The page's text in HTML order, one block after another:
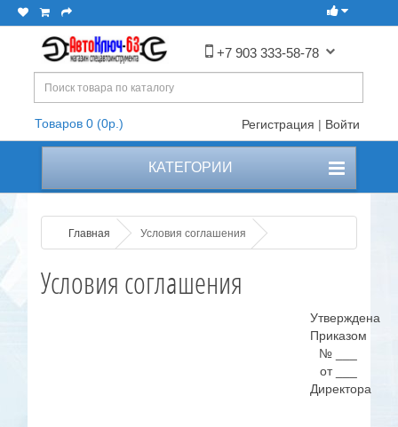
+7 903 333-58-78
Товаров 0 (0р.) Регистрация | Войти
КАТЕГОРИИ
Главная Условия соглашения
Условия соглашения
Утверждена
Приказом
№ ___
от ___
Директора